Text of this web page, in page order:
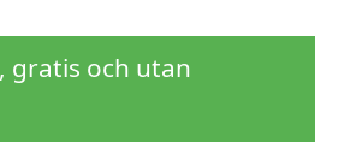
gratis och utan